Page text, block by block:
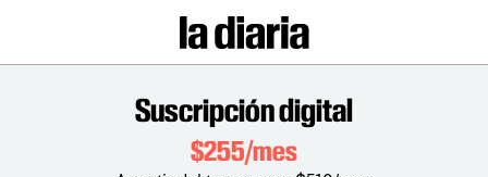
Suscripción digital
$255/mes